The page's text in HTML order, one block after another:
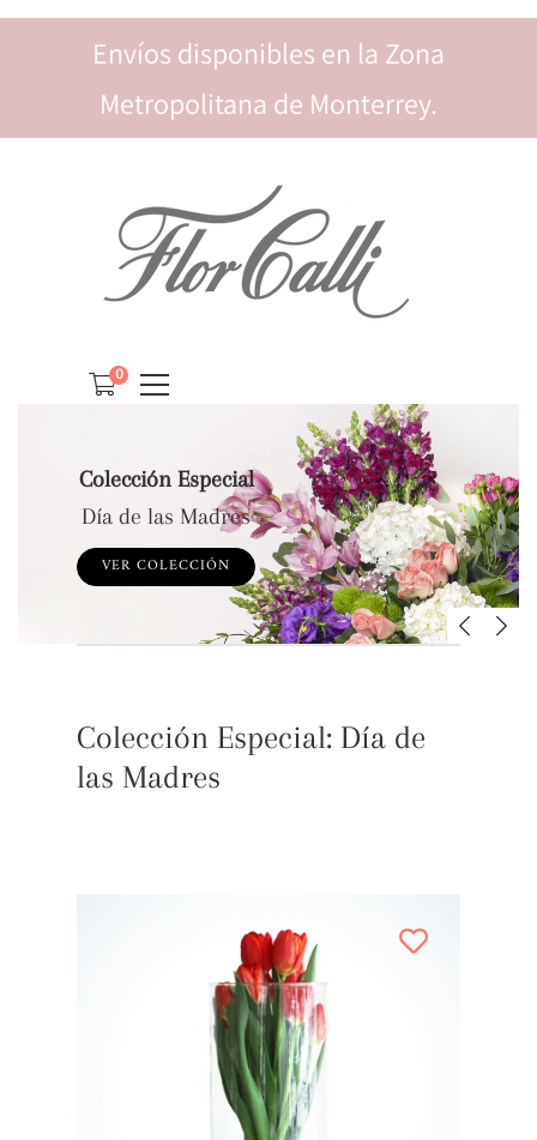
Envíos disponibles en la Zona
Metropolitana de Monterrey.
0
Colección Especial
Día de las Madres
VER COLECCIÓN
Colección Especial: Día de
las Madres